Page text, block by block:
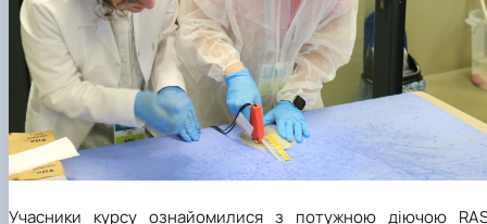
Учасники курсу ознайомилися з потужною діючою